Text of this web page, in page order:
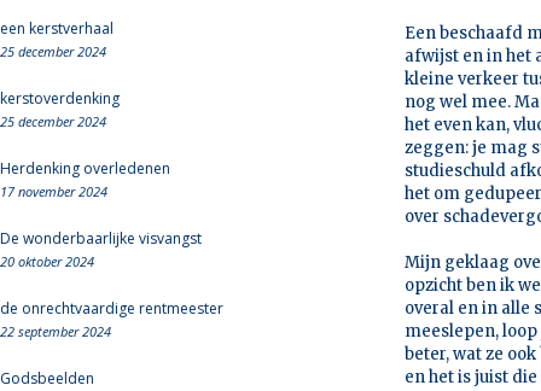
een kerstverhaal
25 december 2024
kerstoverdenking
25 december 2024
Herdenking overledenen
17 november 2024
De wonderbaarlijke visvangst
20 oktober 2024
de onrechtvaardige rentmeester
22 september 2024
Godsbeelden
Een beschaafd
afwijst en in het
kleine verkeer
nog wel mee.
het even kan,
zeggen: je mag
studieschuld
het om
over
Mijn geklaag
opzicht ben ik
overal en in alle
meeslepen,
beter, wat ze
en het is juist